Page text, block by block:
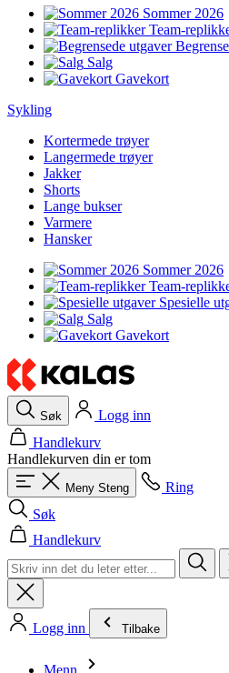
Sommer 2026
Team-
Salg
Gavekort
Sykling
Kortermede trøyer
Langermede trøyer
Jakker
Shorts
Lange bukser
Varmere
Hansker
Sommer 2026
Team-
Spesielle
Salg
Gavekort
Søk
Logg inn
Handlekurv
Handlekurven din er tom
Meny Steng
Ring
Søk
Handlekurv
Logg inn Tilbake
Menn